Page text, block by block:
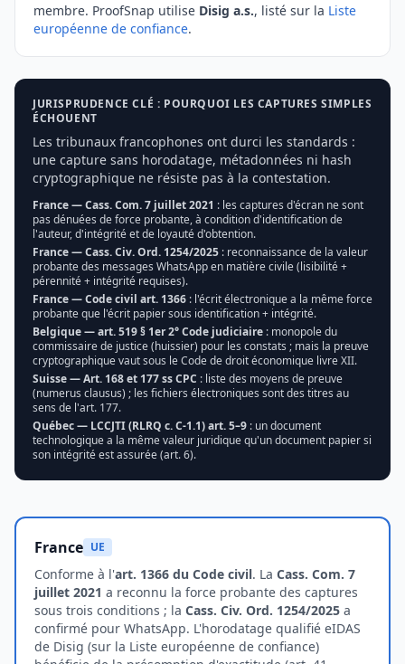
membre. ProofSnap utilise Disig a.s., listé sur la Liste
européenne de confiance.
JURISPRUDENCE CLÉ : POURQUOI LES CAPTURES SIMPLES
ÉCHOUENT
Les tribunaux francophones ont durci les standards :
une capture sans horodatage, métadonnées ni hash
cryptographique ne résiste pas à la contestation.
France — Cass. Com. 7 juillet 2021 : les captures d'écran ne sont
pas dénuées de force probante, à condition d'identification de
l'auteur, d'intégrité et de loyauté d'obtention.
France — Cass. Civ. Ord. 1254/2025 : reconnaissance de la valeur
probante des messages WhatsApp en matière civile (lisibilité +
pérennité + intégrité requises).
France — Code civil art. 1366 : l'écrit électronique a la même force
probante que l'écrit papier sous identification + intégrité.
Belgique — art. 519 § 1er 2° Code judiciaire : monopole du
commissaire de justice (huissier) pour les constats ; mais la preuve
cryptographique vaut sous le Code de droit économique livre XII.
Suisse — Art. 168 et 177 ss CPC : liste des moyens de preuve
(numerus clausus) ; les fichiers électroniques sont des titres au
sens de l'art. 177.
Québec — LCCJTI (RLRQ c. C-1.1) art. 5–9 : un document
technologique a la même valeur juridique qu'un document papier si
son intégrité est assurée (art. 6).
France UE
Conforme à l'art. 1366 du Code civil. La Cass. Com. 7
juillet 2021 a reconnu la force probante des captures
sous trois conditions ; la Cass. Civ. Ord. 1254/2025 a
confirmé pour WhatsApp. L'horodatage qualifié eIDAS
de Disig (sur la Liste européenne de confiance)